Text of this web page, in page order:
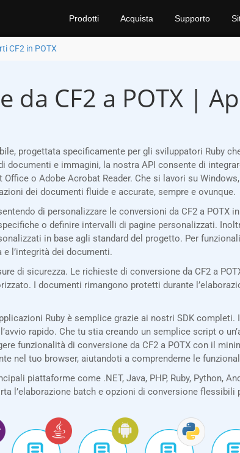
Prodotti Acquista Supporto
CF2 in POTX
da CF2 a POTX |
progettata specificamente per gli sviluppatori Ruby
e immagini, la nostra API consente di
o Adobe Acrobat Reader. Che si lavori su
dei documenti fluide e accurate, sempre e ovunque.
di personalizzare le conversioni da CF2 a POTX
o definire intervalli di pagine personalizzati.
in base agli standard del progetto. Per
l’integrità dei documenti.
di sicurezza. Le richieste di conversione da CF2 a
I documenti rimangono protetti durante
Ruby è semplice grazie ai nostri SDK
rapido. Che tu stia creando un semplice script o
funzionalità di conversione da CF2 a POTX con il
nel tuo browser, aiutandoti a comprenderne le
piattaforme come .NET, Java, PHP, Ruby, Python,
l’elaborazione batch e opzioni di conversione